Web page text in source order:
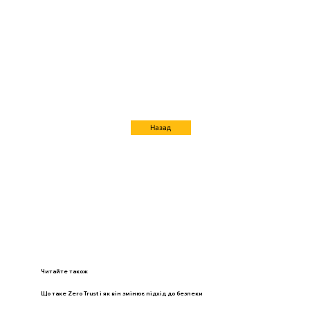
Назад
Читайте також
Що таке Zero Trust і як він змінює підхід до безпеки